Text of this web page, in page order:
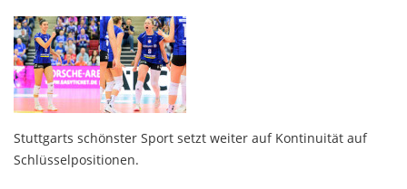
Stuttgarts schönster Sport setzt weiter auf Kontinuität auf
Schlüsselpositionen.